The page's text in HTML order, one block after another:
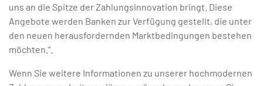
uns an die Spitze der Zahlungsinnovation bringt. Diese
Angebote werden Banken zur Verfügung gestellt, die unter
den neuen herausfordernden Marktbedingungen bestehen
möchten.“.
Wenn Sie weitere Informationen zu unserer hochmodernen